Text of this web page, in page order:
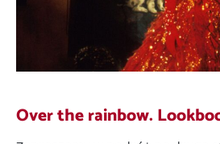
Over the rainbow.